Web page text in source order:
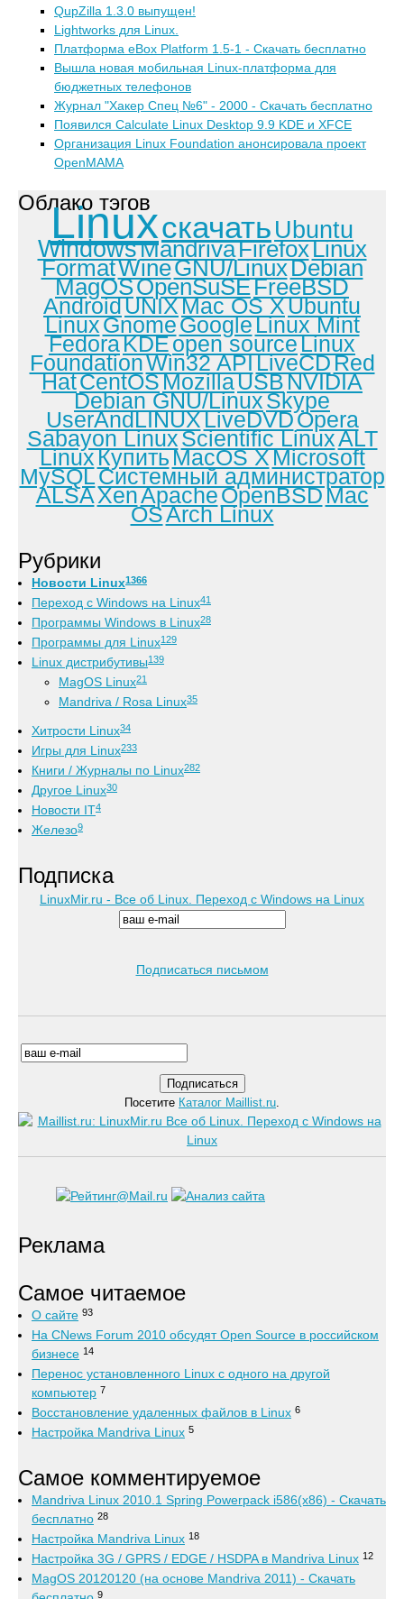
QupZilla 1.3.0 выпущен!
Lightworks для Linux.
Платформа eBox Platform 1.5-1 - Скачать бесплатно
Вышла новая мобильная Linux-платформа для
бюджетных телефонов
Журнал "Хакер Спец №6" - 2000 - Скачать бесплатно
Появился Calculate Linux Desktop 9.9 KDE и XFCE
Организация Linux Foundation анонсировала проект
OpenMAMA
Облако тэгов
Linuxскачать Ubuntu
WindowsMandrivaFirefoxLinux
FormatWineGNU/LinuxDebian
MagOSOpenSuSEFreeBSD
AndroidUNIXMac OS XUbuntu
LinuxGnomeGoogleLinux Mint
FedoraKDEopen sourceLinux
FoundationWin32 APILiveCDRed
HatCentOSMozillaUSBNVIDIA
Debian GNU/LinuxSkype
UserAndLINUXLiveDVDOpera
Sabayon LinuxScientific LinuxALT
LinuxКупитьMacOS XMicrosoft
MySQLСистемный администратор
ALSAXenApacheOpenBSDMac
OSArch Linux
Рубрики
Новости Linux1366
Переход с Windows на Linux41
Программы Windows в Linux28
Программы для Linux129
Linux дистрибутивы139
MagOS Linux21
Mandriva / Rosa Linux35
Хитрости Linux34
Игры для Linux233
Книги / Журналы по Linux282
Другое Linux30
Новости IT4
Железо9
Подписка
LinuxMir.ru - Все об Linux. Переход с Windows на Linux
Подписаться письмом
Посетите Каталог Maillist.ru.
Реклама
Самое читаемое
О сайте 93
На CNews Forum 2010 обсудят Open Source в российском
бизнесе 14
Перенос установленного Linux с одного на другой
компьютер 7
Восстановление удаленных файлов в Linux 6
Настройка Mandriva Linux 5
Самое комментируемое
Mandriva Linux 2010.1 Spring Powerpack i586(x86) - Скачать
бесплатно 28
Настройка Mandriva Linux 18
Настройка 3G / GPRS / EDGE / HSDPA в Mandriva Linux 12
MagOS 20120120 (на основе Mandriva 2011) - Скачать
9